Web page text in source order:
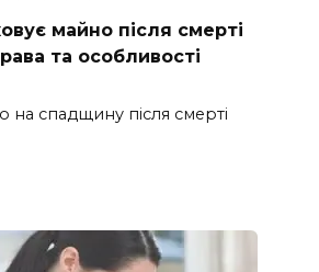
майно після смерті
та особливості
на спадщину після смерті